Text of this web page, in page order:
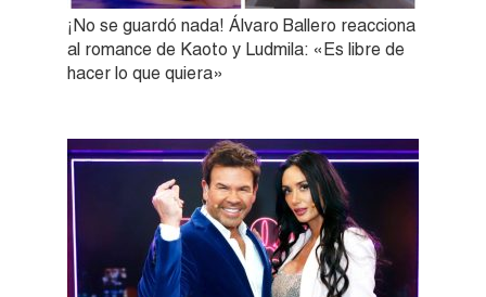
¡No se guardó nada! Álvaro Ballero reacciona
al romance de Kaoto y Ludmila: «Es libre de
hacer lo que quiera»